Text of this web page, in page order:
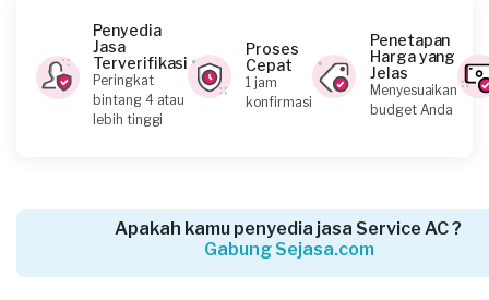
Yuliandri requested Service AC
Lebih dari 2 tahun yang lalu
Palembang, Sumatera Selatan
Penyedia
Jasa
Terverifikasi
Peringkat
bintang 4 atau
lebih tinggi
Proses
Cepat
1 jam
konfirmasi
Penetapan
Harga yang
Jelas
Menyesuaikan
budget Anda
Apakah kamu penyedia jasa Service AC ?
Gabung Sejasa.com